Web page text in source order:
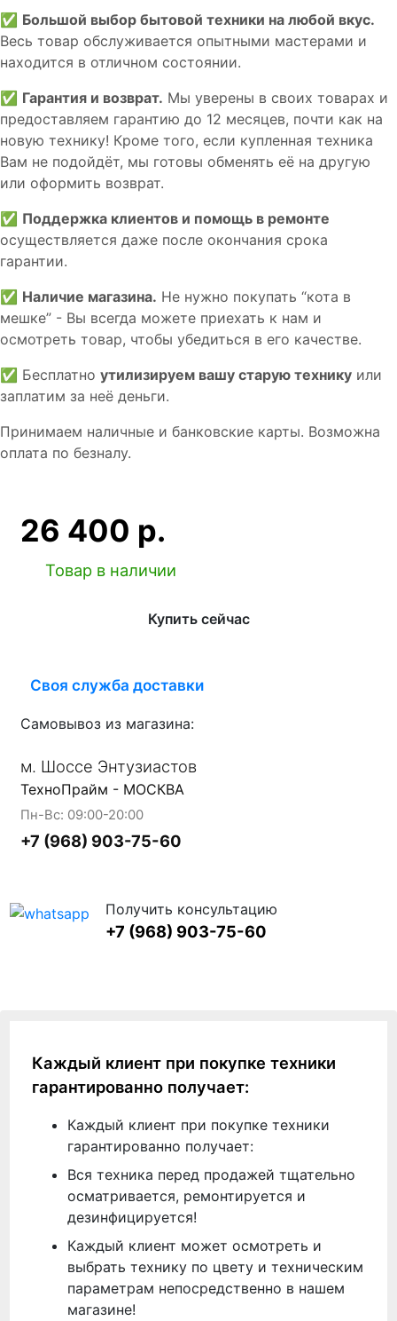
✅ Большой выбор бытовой техники на любой вкус.
Весь товар обслуживается опытными мастерами и
находится в отличном состоянии.
✅ Гарантия и возврат. Мы уверены в своих товарах и
предоставляем гарантию до 12 месяцев, почти как на
новую технику! Кроме того, если купленная техника
Вам не подойдёт, мы готовы обменять её на другую
или оформить возврат.
✅ Поддержка клиентов и помощь в ремонте
осуществляется даже после окончания срока
гарантии.
✅ Наличие магазина. Не нужно покупать “кота в
мешке” - Вы всегда можете приехать к нам и
осмотреть товар, чтобы убедиться в его качестве.
✅ Бесплатно утилизируем вашу старую технику или
заплатим за неё деньги.
Принимаем наличные и банковские карты. Возможна
оплата по безналу.
26 400 р.
Товар в наличии
Купить сейчас
Своя служба доставки
Самовывоз из магазина:
м. Шоссе Энтузиастов
ТехноПрайм - МОСКВА
Пн-Вс: 09:00-20:00
+7 (968) 903-75-60
Получить консультацию
+7 (968) 903-75-60
Каждый клиент при покупке техники
гарантированно получает:
Каждый клиент при покупке техники
гарантированно получает:
Вся техника перед продажей тщательно
осматривается, ремонтируется и
дезинфицируется!
Каждый клиент может осмотреть и
выбрать технику по цвету и техническим
параметрам непосредственно в нашем
магазине!